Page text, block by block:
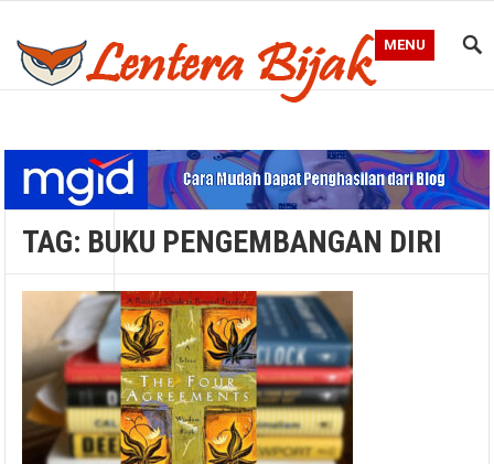
MENU
TAG: BUKU PENGEMBANGAN DIRI